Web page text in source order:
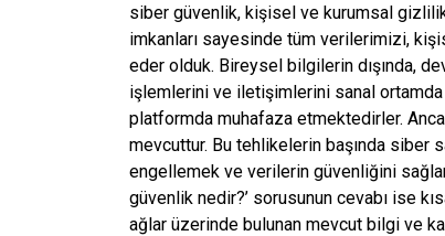
siber güvenlik, kişisel ve kurumsal
imkanları sayesinde tüm verilerimizi,
eder olduk. Bireysel bilgilerin dışında,
işlemlerini ve iletişimlerini sanal
platformda muhafaza etmektedirler.
mevcuttur. Bu tehlikelerin başında siber
engellemek ve verilerin güvenliğini
güvenlik nedir?’ sorusunun cevabı ise
ağlar üzerinde bulunan mevcut bilgi ve